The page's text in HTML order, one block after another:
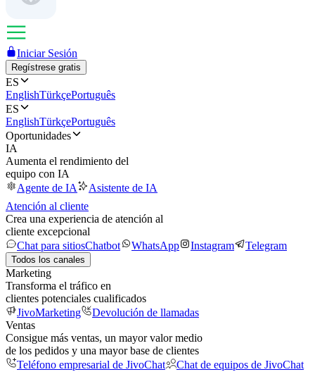
Iniciar Sesión
Regístrese gratis
ES
EnglishTürkçePortuguês
ES
EnglishTürkçePortuguês
Oportunidades
IA
Aumenta el rendimiento del
equipo con IA
Agente de IA
Asistente de IA
Atención al cliente
Crea una experiencia de atención al
cliente excepcional
Chat para sitiosChatbot WhatsApp Instagram Telegram
Todos los canales
Marketing
Transforma el tráfico en
clientes potenciales cualificados
JivoMarketing
Devolución de llamadas
Ventas
Consigue más ventas, un mayor valor medio
de los pedidos y una mayor base de clientes
Teléfono empresarial de JivoChat
Chat de equipos de JivoChat